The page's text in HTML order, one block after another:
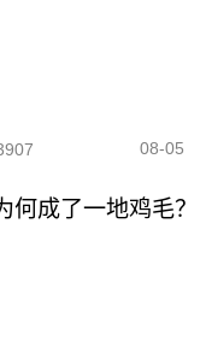
08-05
成了一地鸡毛？